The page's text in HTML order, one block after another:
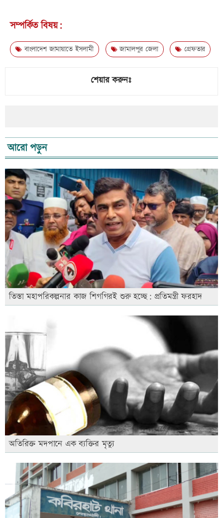
সম্পর্কিত বিষয়:
বাংলাদেশ জামায়াতে ইসলামী জামালপুর জেলা গ্রেফতার
শেয়ার করুনঃ
আরো পড়ুন
তিস্তা মহাপরিকল্পনার কাজ শিগগিরই শুরু হচ্ছে: প্রতিমন্ত্রী ফরহাদ
অতিরিক্ত মদপানে এক ব্যক্তির মৃত্যু